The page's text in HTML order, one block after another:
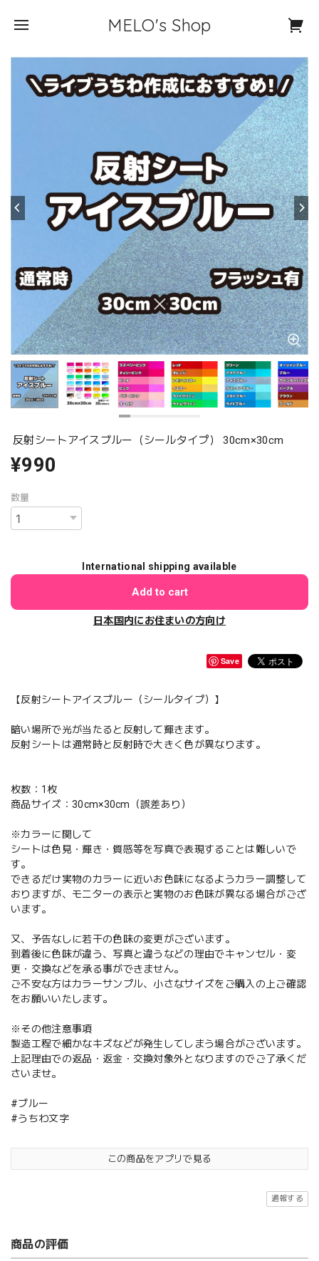
MELO's Shop
反射シートアイスブルー（シールタイプ） 30cm×30cm
¥990
数量
International shipping available
Add to cart
日本国内にお住まいの方向け
Save
【反射シートアイスブルー（シールタイプ）】
暗い場所で光が当たると反射して輝きます。
反射シートは通常時と反射時で大きく色が異なります。
枚数：1枚
商品サイズ：30cm×30cm（誤差あり）
※カラーに関して
シートは色見・輝き・質感等を写真で表現することは難しいで
す。
できるだけ実物のカラーに近いお色味になるようカラー調整して
おりますが、モニターの表示と実物のお色味が異なる場合がござ
います。
又、予告なしに若干の色味の変更がございます。
到着後に色味が違う、写真と違うなどの理由でキャンセル・変
更・交換などを承る事ができません。
ご不安な方はカラーサンプル、小さなサイズをご購入の上ご確認
をお願いいたします。
※その他注意事項
製造工程で細かなキズなどが発生してしまう場合がございます。
上記理由での返品・返金・交換対象外となりますのでご了承くだ
さいませ。
#ブルー
#うちわ文字
この商品をアプリで見る
通報する
商品の評価